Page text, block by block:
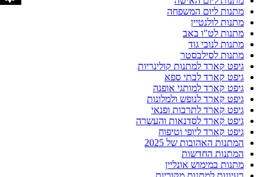
מתנות ליום המשפחה
מתנות לולנטיין
מתנות לט"ו באב
מתנות לנובי גוד
מתנות לסילבסטר
גיפט קארד למתנות קולינריות
גיפט קארד לבתי ספא
גיפט קארד למותגי אופנה
גיפט קארד לנופש ולמלונות
גיפט קארד לתרבות ופנאי
גיפט קארד לסדנאות והעשרה
גיפט קארד ליופי וטיפוח
המתנות האהובות של 2025
המתנות החדשות
מתנות במימוש אונליין